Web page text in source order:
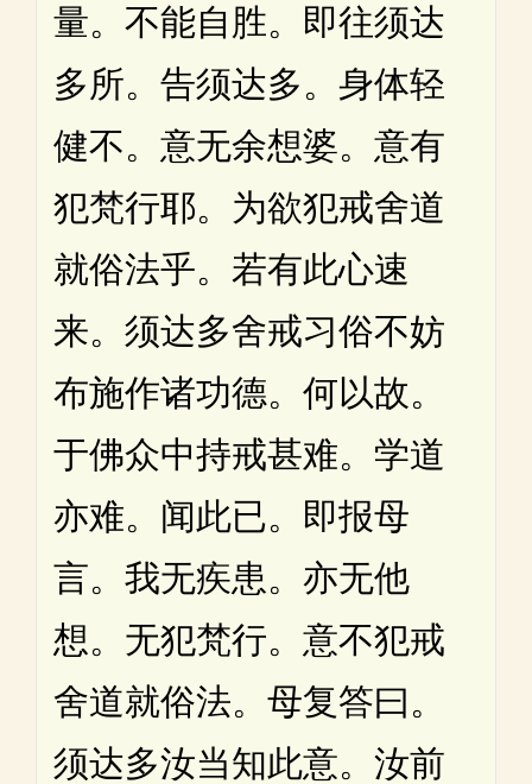
量。不能自胜。即往须达
多所。告须达多。身体轻
健不。意无余想婆。意有
犯梵行耶。为欲犯戒舍道
就俗法乎。若有此心速
来。须达多舍戒习俗不妨
布施作诸功德。何以故。
于佛众中持戒甚难。学道
亦难。闻此已。即报母
言。我无疾患。亦无他
想。无犯梵行。意不犯戒
舍道就俗法。母复答曰。
须达多汝当知此意。汝前